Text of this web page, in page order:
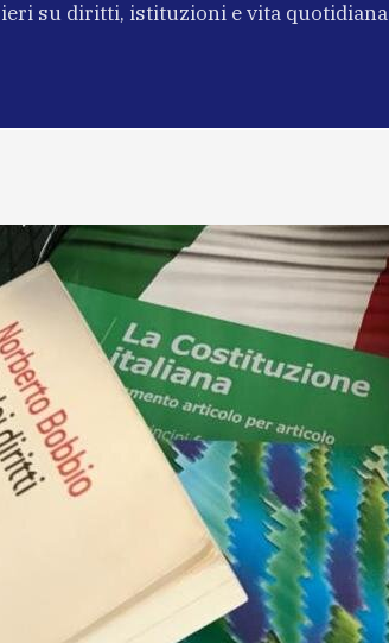
su diritti, istituzioni e vita quotidiana